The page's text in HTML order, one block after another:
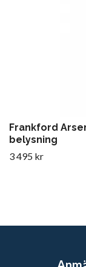
Frankford
belysning
3 495 kr